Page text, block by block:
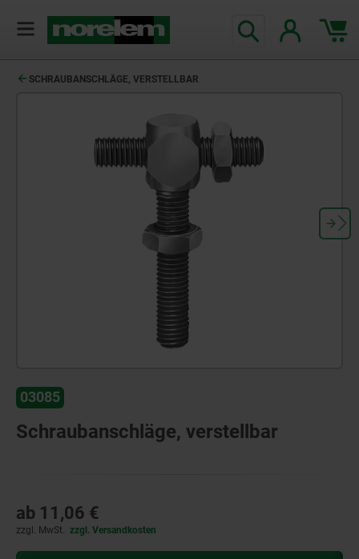
SCHRAUBANSCHLÄGE, VERSTELLBAR
03085
Schraubanschläge, verstellbar
ab 11,06 €
zzgl. MwSt. zzgl. Versandkosten